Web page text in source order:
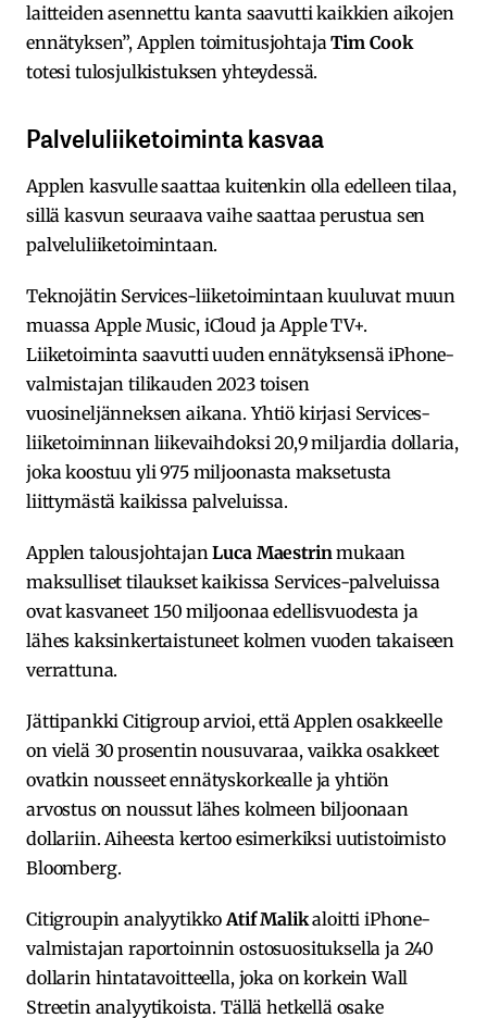
laitteiden asennettu kanta saavutti kaikkien aikojen
ennätyksen”, Applen toimitusjohtajaTim Cook
totesi tulosjulkistuksen yhteydessä.
Palveluliiketoiminta kasvaa
Applen kasvulle saattaa kuitenkin olla edelleen tilaa,
sillä kasvun seuraava vaihe saattaa perustua sen
palveluliiketoimintaan.
Teknojätin Services-liiketoimintaan kuuluvat muun
muassa Apple Music, iCloud ja Apple TV+.
Liiketoiminta saavutti uuden ennätyksensä iPhone-
valmistajan tilikauden 2023 toisen
vuosineljänneksen aikana. Yhtiö kirjasi Services-
liiketoiminnan liikevaihdoksi 20,9 miljardia dollaria,
joka koostuu yli 975 miljoonasta maksetusta
liittymästä kaikissa palveluissa.
Applen talousjohtajanLuca Maestrin mukaan
maksulliset tilaukset kaikissa Services-palveluissa
ovat kasvaneet 150 miljoonaa edellisvuodesta ja
lähes kaksinkertaistuneet kolmen vuoden takaiseen
verrattuna.
Jättipankki Citigroup arvioi, että Applen osakkeelle
on vielä 30 prosentin nousuvaraa, vaikka osakkeet
ovatkin nousseet ennätyskorkealle ja yhtiön
arvostus on noussut lähes kolmeen biljoonaan
dollariin. Aiheesta kertoo esimerkiksi uutistoimisto
Bloomberg.
Citigroupin analyytikkoAtif Malikaloitti iPhone-
valmistajan raportoinnin ostosuosituksella ja 240
dollarin hintatavoitteella, joka on korkein Wall
Streetin analyytikoista. Tällä hetkellä osake